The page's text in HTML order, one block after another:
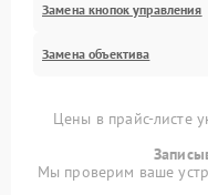
Замена кнопок управления
Замена объектива
Цены в прайс-листе
Мы проверим ваше